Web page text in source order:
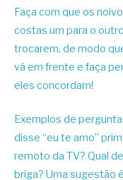
Faça com que os
costas um para o
trocarem, de modo
vá em frente e faça
eles concordam!
Exemplos de
disse “eu te amo”
remoto da TV? Qual
briga? Uma sugestão